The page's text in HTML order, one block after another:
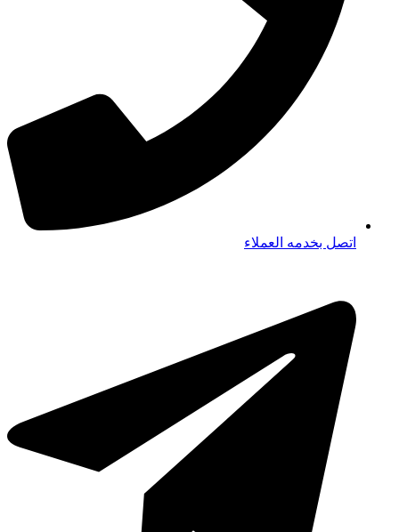
اتصل بخدمه العملاء